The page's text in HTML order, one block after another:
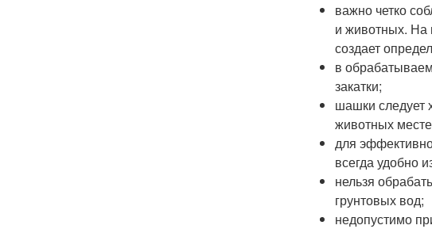
важно четко
и животных. На
создает
в
закатки;
шашки следует
животных
для
всегда удобно
нельзя
грунтовых вод;
недопустимо